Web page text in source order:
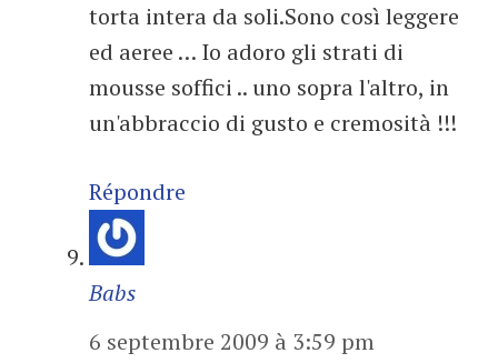
torta intera da soli.Sono così leggere
ed aeree … Io adoro gli strati di
mousse soffici .. uno sopra l'altro, in
un'abbraccio di gusto e cremosità !!!
Répondre
Babs
6 septembre 2009 à 3:59 pm